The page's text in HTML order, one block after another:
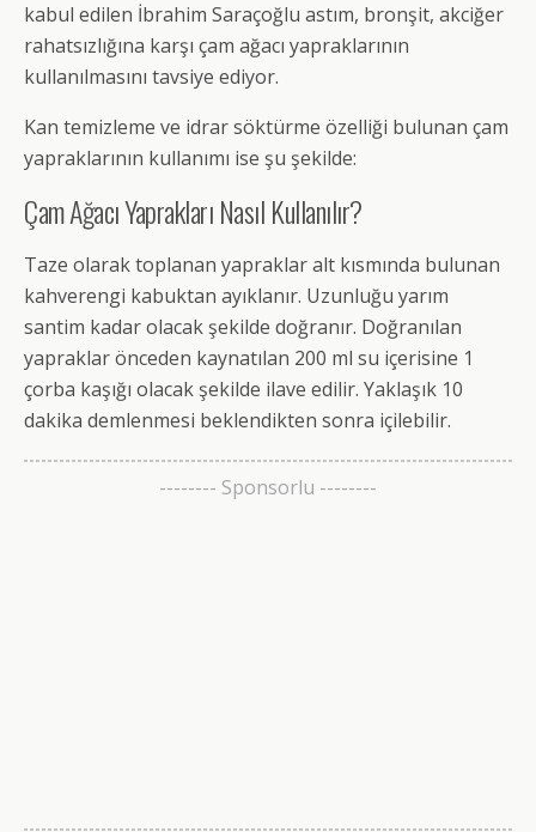
kabul edilen İbrahim Saraçoğlu astım, bronşit, akciğer
rahatsızlığına karşı çam ağacı yapraklarının
kullanılmasını tavsiye ediyor.
Kan temizleme ve idrar söktürme özelliği bulunan çam
yapraklarının kullanımı ise şu şekilde:
Çam Ağacı Yaprakları Nasıl Kullanılır?
Taze olarak toplanan yapraklar alt kısmında bulunan
kahverengi kabuktan ayıklanır. Uzunluğu yarım
santim kadar olacak şekilde doğranır. Doğranılan
yapraklar önceden kaynatılan 200 ml su içerisine 1
çorba kaşığı olacak şekilde ilave edilir. Yaklaşık 10
dakika demlenmesi beklendikten sonra içilebilir.
-------- Sponsorlu --------